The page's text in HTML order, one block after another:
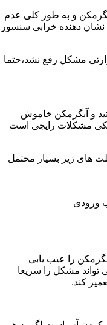
و به طور کلی عدم
دهنده خرابی سنسور
مشکل رفع نشد،حتما
و آبگرمکن خاموش
مشکلات رایجی است
های زیر بسیار محتمل
ورودی
را عیب یابی
تواند مشکل را سریعا
کند.